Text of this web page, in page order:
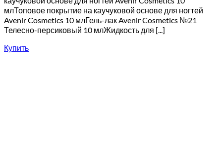
млТоповое покрытие на каучуковой основе для ногтей
Avenir Cosmetics 10 млГель-лак Avenir Cosmetics №21
Телесно-персиковый 10 млЖидкость для [...]
Купить